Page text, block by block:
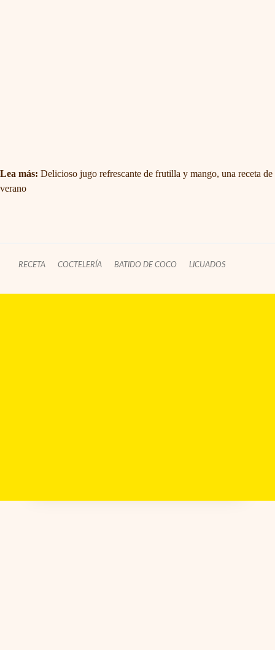
Lea más: Delicioso jugo refrescante de frutilla y mango, una receta de
verano
RECETA COCTELERÍA BATIDO DE COCO LICUADOS